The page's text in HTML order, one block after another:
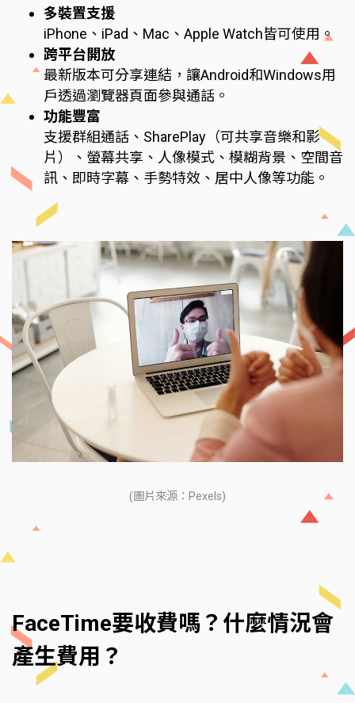
多裝置支援
iPhone、iPad、Mac、Apple Watch皆可使用。
跨平台開放
最新版本可分享連結，讓Android和Windows用
戶透過瀏覽器頁面參與通話。
功能豐富
支援群組通話、SharePlay（可共享音樂和影
片）、螢幕共享、人像模式、模糊背景、空間音
訊、即時字幕、手勢特效、居中人像等功能。
(圖片來源：Pexels)
FaceTime要收費嗎？什麼情況會
產生費用？